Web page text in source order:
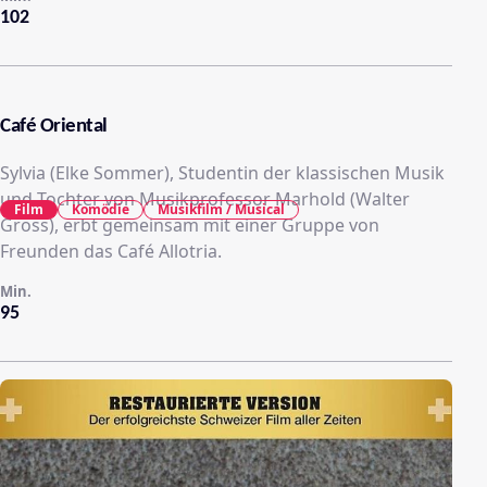
102
Café Oriental
Sylvia (Elke Sommer), Studentin der klassischen Musik
und Tochter von Musikprofessor Marhold (Walter
Gross), erbt gemeinsam mit einer Gruppe von
Freunden das Café Allotria.
95
Min.
Film Komödie Musikfilm / Musical